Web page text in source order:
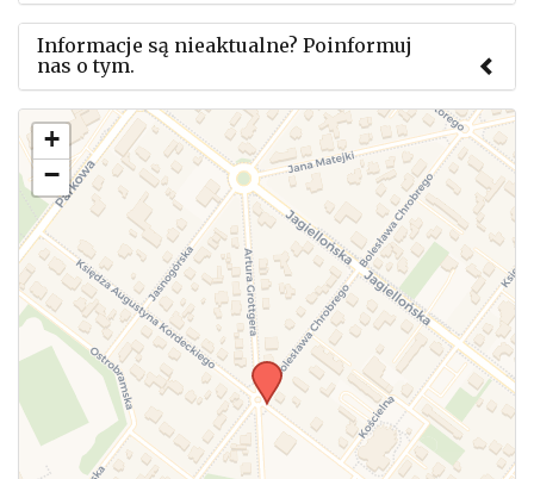
Informacje są nieaktualne? Poinformuj
nas o tym.
Użyj tego formularza aby przesłać informację o
zmianach w powyższym mityngu.
+
−